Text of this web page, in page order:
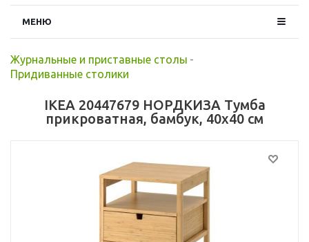
МЕНЮ
Журнальные и приставные столы -
Придиванные столики
IKEA 20447679 НОРДКИЗА Тумба
прикроватная, бамбук, 40x40 см